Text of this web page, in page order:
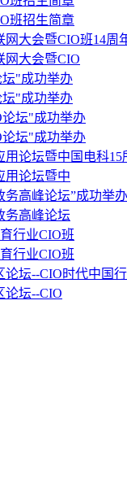
班招生简章
大会暨CIO班14周
网大会暨CIO
"成功举办
"成功举办
坛"成功举办
坛"成功举办
论坛暨中国电科15
用论坛暨中
务高峰论坛”成功举办
务高峰论坛
行业CIO班
行业CIO班
论坛--CIO时代中国
论坛--CIO